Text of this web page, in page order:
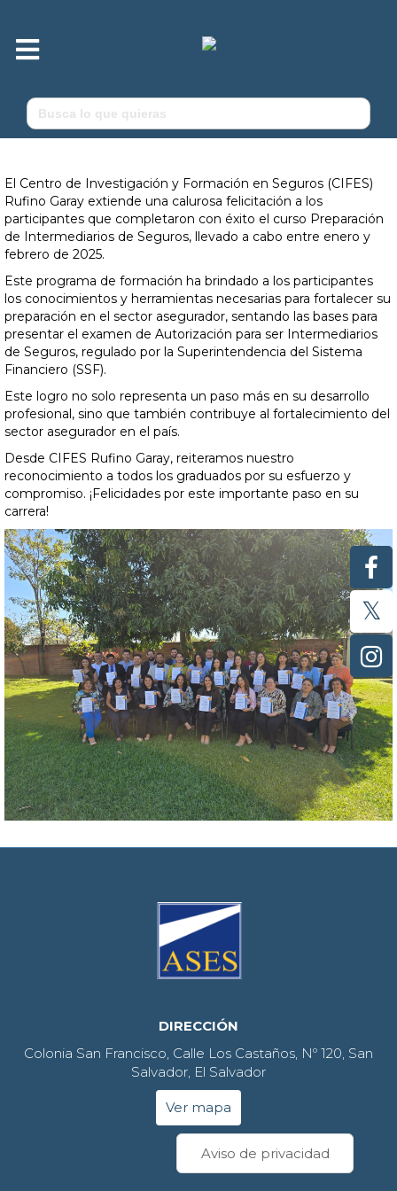
M
e
ú
Buscar:
El Centro de Investigación y Formación en Seguros (CIFES)
Rufino Garay extiende una calurosa felicitación a los
participantes que completaron con éxito el curso Preparación
de Intermediarios de Seguros, llevado a cabo entre enero y
febrero de 2025.
Este programa de formación ha brindado a los participantes
los conocimientos y herramientas necesarias para fortalecer su
preparación en el sector asegurador, sentando las bases para
presentar el examen de Autorización para ser Intermediarios
de Seguros, regulado por la Superintendencia del Sistema
Financiero (SSF).
Este logro no solo representa un paso más en su desarrollo
profesional, sino que también contribuye al fortalecimiento del
sector asegurador en el país.
Desde CIFES Rufino Garay, reiteramos nuestro
reconocimiento a todos los graduados por su esfuerzo y
compromiso. ¡Felicidades por este importante paso en su
carrera!
DIRECCIÓN
Colonia San Francisco, Calle Los Castaños, Nº 120, San
Salvador, El Salvador
Ver mapa
Aviso de privacidad